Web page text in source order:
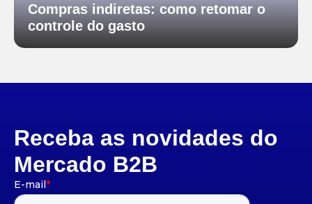
Compras indiretas: como retomar o
controle do gasto
Receba as novidades do
Mercado B2B